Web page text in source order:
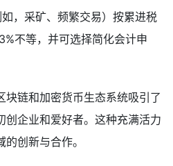
，采矿、频繁交易）按累进税
不等，并可选择简化会计申
块链和加密货币生态系统吸引了
创企业和爱好者。这种充满活力
创新与合作。